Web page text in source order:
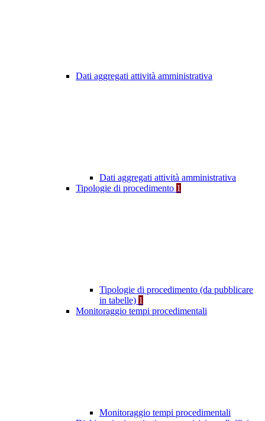
Dati aggregati attività amministrativa
Dati aggregati attività amministrativa
Tipologie di procedimento 1
Tipologie di procedimento (da pubblicare
in tabelle) 1
Monitoraggio tempi procedimentali
Monitoraggio tempi procedimentali